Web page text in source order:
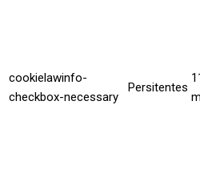
cookielawinfo-
checkbox-necessary
Persitentes